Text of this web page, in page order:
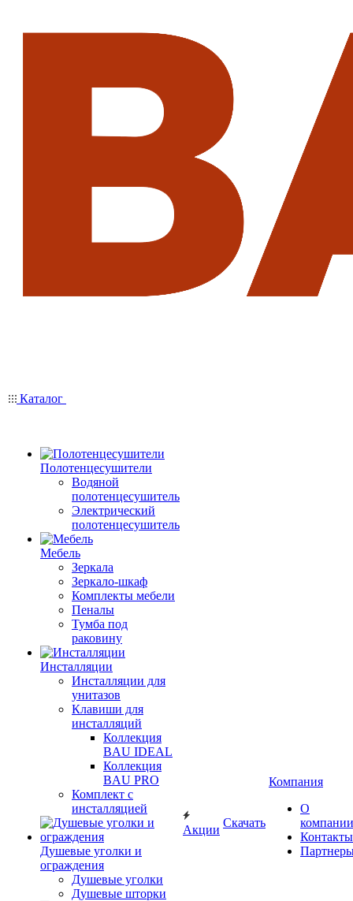
Каталог
Полотенцесушители
Водяной
полотенцесушитель
Электрический
полотенцесушитель
Мебель
Зеркала
Зеркало-шкаф
Комплекты мебели
Пеналы
Тумба под
раковину
Инсталляции
Инсталляции для
унитазов
Клавиши для
инсталляций
Коллекция
BAU IDEAL
Коллекция
BAU PRO
Комплект с
инсталляцией
Душевые уголки и
ограждения
Душевые уголки
Душевые шторки
Акции
Скачать
Компания
О
компании
Контакты